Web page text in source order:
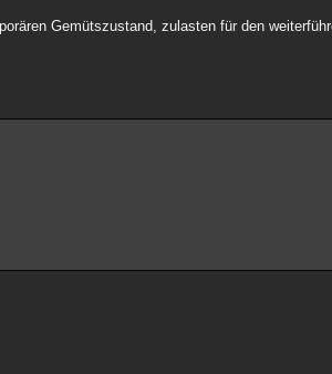
Gemütszustand, zulasten für den